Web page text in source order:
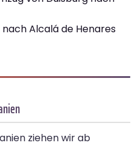
Alcalá de Henares
ziehen wir ab